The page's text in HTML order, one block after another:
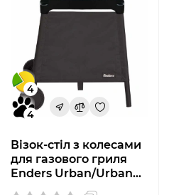
4
4
Візок-стіл з колесами
для газового гриля
Enders Urban/Urban
Pro new 2065